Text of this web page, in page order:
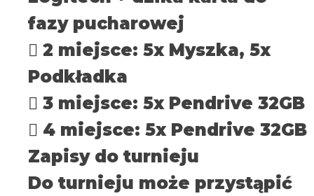
fazy pucharowej
 2 miejsce: 5x Myszka, 5x
Podkładka
 3 miejsce: 5x Pendrive 32GB
 4 miejsce: 5x Pendrive 32GB
Zapisy do turnieju
Do turnieju może przystąpić